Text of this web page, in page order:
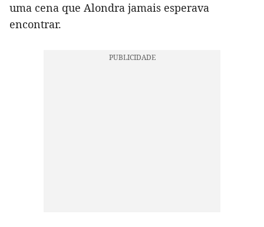
uma cena que Alondra jamais esperava
encontrar.